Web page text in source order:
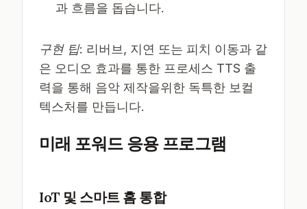
과 흐름을 돕습니다.
구현 팁: 리버브, 지연 또는 피치 이동과 같
은 오디오 효과를 통한 프로세스 TTS 출
력을 통해 음악 제작을위한 독특한 보컬
텍스처를 만듭니다.
미래 포워드 응용 프로그램
IoT 및 스마트 홈 통합